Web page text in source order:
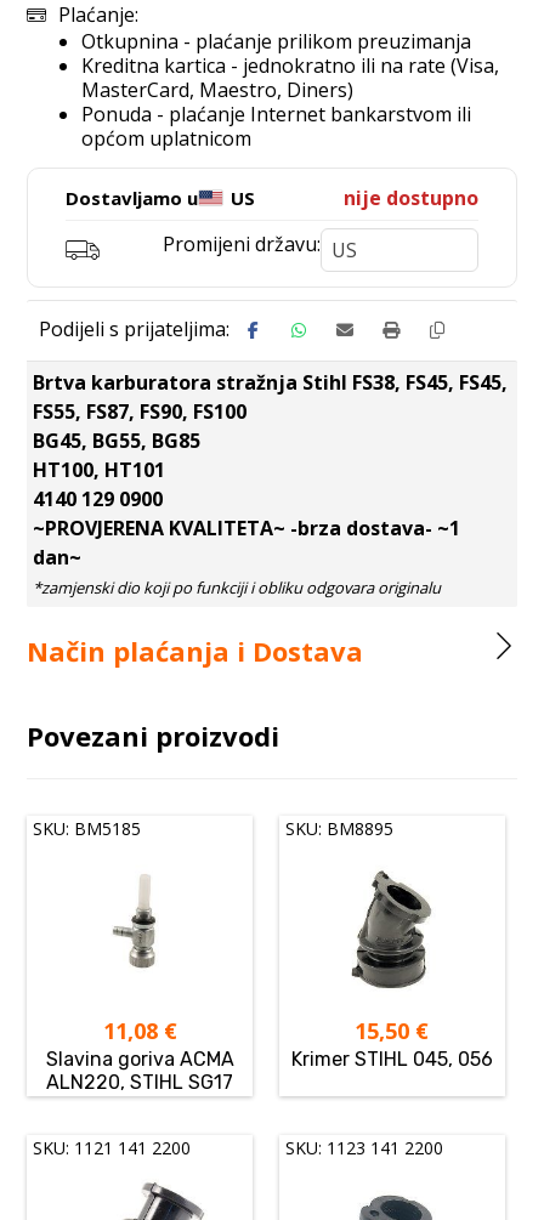
Plaćanje:
Otkupnina - plaćanje prilikom preuzimanja
Kreditna kartica - jednokratno ili na rate (Visa,
MasterCard, Maestro, Diners)
Ponuda - plaćanje Internet bankarstvom ili
općom uplatnicom
Dostavljamo u US
nije dostupno
Promijeni državu:
Brtva karburatora stražnja Stihl FS38, FS45, FS45,
FS55, FS87, FS90, FS100
BG45, BG55, BG85
HT100, HT101
4140 129 0900
~PROVJERENA KVALITETA~ -brza dostava- ~1
dan~
Način plaćanja i Dostava
Povezani proizvodi
SKU: BM5185
11,08 €
Slavina goriva ACMA
ALN220, STIHL SG17
SKU: BM8895
15,50 €
Krimer STIHL 045, 056
SKU: 1121 141 2200 SKU: 1123 141 2200